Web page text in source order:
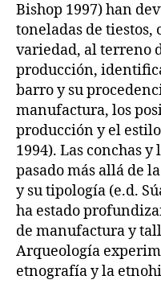
Bishop 1997) han
toneladas de tiestos,
variedad, al terreno
producción,
barro y su
manufactura, los
producción y el
1994). Las conchas
pasado más allá de
y su tipología (e.d.
ha estado
de manufactura y
Arqueología
etnografía y la